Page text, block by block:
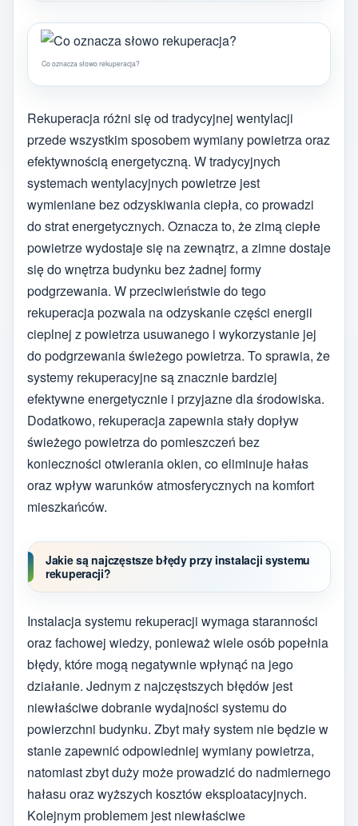
Co oznacza słowo rekuperacja?
Rekuperacja różni się od tradycyjnej wentylacji
przede wszystkim sposobem wymiany powietrza oraz
efektywnością energetyczną. W tradycyjnych
systemach wentylacyjnych powietrze jest
wymieniane bez odzyskiwania ciepła, co prowadzi
do strat energetycznych. Oznacza to, że zimą ciepłe
powietrze wydostaje się na zewnątrz, a zimne dostaje
się do wnętrza budynku bez żadnej formy
podgrzewania. W przeciwieństwie do tego
rekuperacja pozwala na odzyskanie części energii
cieplnej z powietrza usuwanego i wykorzystanie jej
do podgrzewania świeżego powietrza. To sprawia, że
systemy rekuperacyjne są znacznie bardziej
efektywne energetycznie i przyjazne dla środowiska.
Dodatkowo, rekuperacja zapewnia stały dopływ
świeżego powietrza do pomieszczeń bez
konieczności otwierania okien, co eliminuje hałas
oraz wpływ warunków atmosferycznych na komfort
mieszkańców.
Jakie są najczęstsze błędy przy instalacji systemu
rekuperacji?
Instalacja systemu rekuperacji wymaga staranności
oraz fachowej wiedzy, ponieważ wiele osób popełnia
błędy, które mogą negatywnie wpłynąć na jego
działanie. Jednym z najczęstszych błędów jest
niewłaściwe dobranie wydajności systemu do
powierzchni budynku. Zbyt mały system nie będzie w
stanie zapewnić odpowiedniej wymiany powietrza,
natomiast zbyt duży może prowadzić do nadmiernego
hałasu oraz wyższych kosztów eksploatacyjnych.
Kolejnym problemem jest niewłaściwe